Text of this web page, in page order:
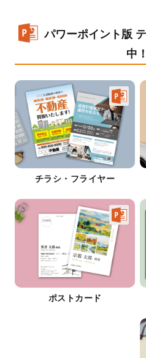
パワーポイント版
中！
チラシ・フライヤー
ポストカード